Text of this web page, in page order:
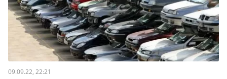
09.09.22, 22:21